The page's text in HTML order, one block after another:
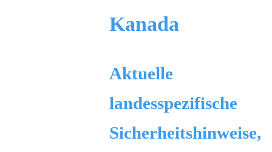
Kanada
Aktuelle
landesspezifische
Sicherheitshinweise,